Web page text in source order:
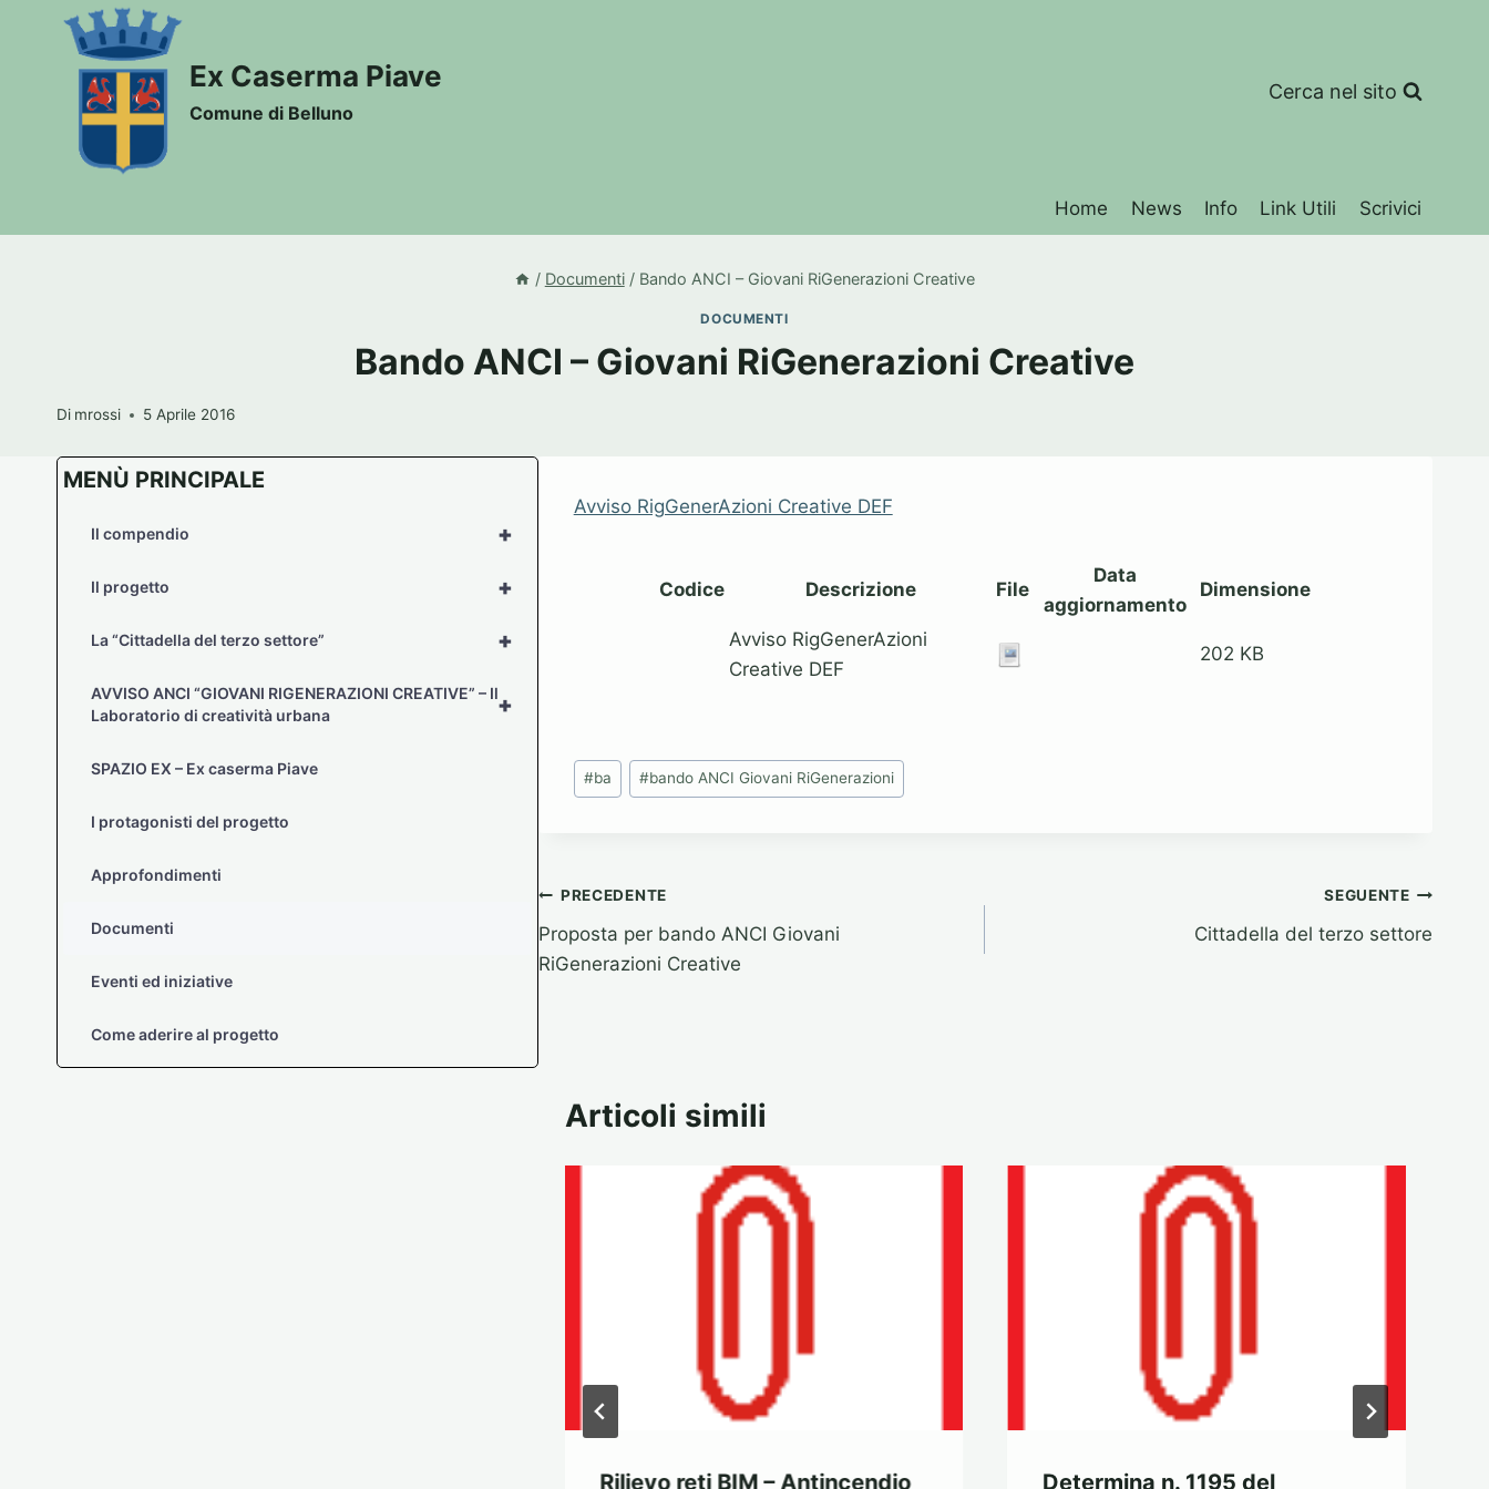
contenuto
Ex Caserma Piave
Comune di Belluno
Cerca nel sito
Home News Info Link Utili Scrivici
/ Documenti / Bando ANCI – Giovani RiGenerazioni Creative
DOCUMENTI
Bando ANCI – Giovani RiGenerazioni Creative
Di mrossi 5 Aprile 2016
Avviso RigGenerAzioni Creative DEF
Codice Descrizione File
Data
aggiornamento
Dimensione
Avviso RigGenerAzioni
Creative DEF
202 KB
Tag
articolo:
#ba #bando ANCI Giovani RiGenerazioni
Navigazione
articoli
PRECEDENTE
Proposta per bando ANCI Giovani
RiGenerazioni Creative
SEGUENTE
Cittadella del terzo settore
Articoli simili
Rilievo reti BIM – Antincendio
Determina n. 1195 del
MENÙ PRINCIPALE
+
Il compendio
+
Il progetto
+
La “Cittadella del terzo settore”
+
AVVISO ANCI “GIOVANI RIGENERAZIONI CREATIVE” – Il
Laboratorio di creatività urbana
SPAZIO EX – Ex caserma Piave
I protagonisti del progetto
Approfondimenti
Documenti
Eventi ed iniziative
Come aderire al progetto